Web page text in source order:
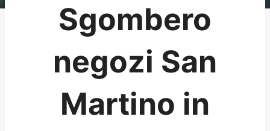
Sgombero
negozi San
Martino in